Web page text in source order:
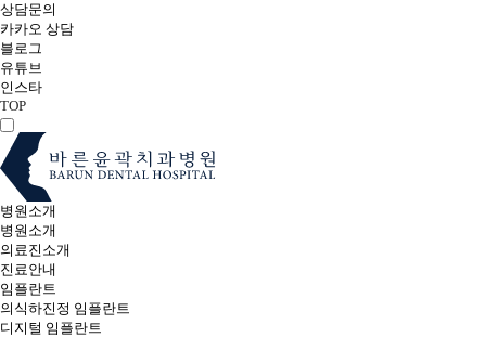
상담문의
카카오 상담
블로그
유튜브
인스타
TOP
병원소개
병원소개
의료진소개
진료안내
임플란트
의식하진정 임플란트
디지털 임플란트